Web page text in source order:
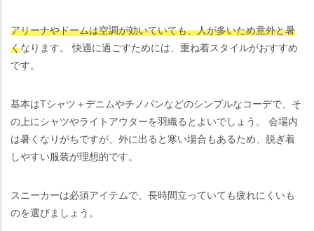
アリーナやドームは空調が効いていても、人が多いため意外と暑
くなります。 快適に過ごすためには、重ね着スタイルがおすすめ
です。
基本はTシャツ＋デニムやチノパンなどのシンプルなコーデで、そ
の上にシャツやライトアウターを羽織るとよいでしょう。 会場内
は暑くなりがちですが、外に出ると寒い場合もあるため、脱ぎ着
しやすい服装が理想的です。
スニーカーは必須アイテムで、長時間立っていても疲れにくいも
のを選びましょう。